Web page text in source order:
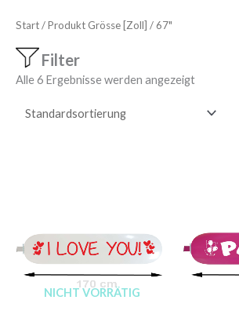
Start/ Produkt Grösse [Zoll] / 67"
Filter
Alle 6 Ergebnisse werden angezeigt
NICHT VORRÄTIG